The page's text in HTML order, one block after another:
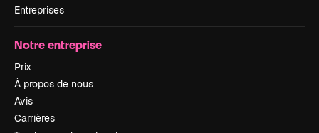
Entreprises
Notre entreprise
Prix
À propos de nous
Avis
Carrières